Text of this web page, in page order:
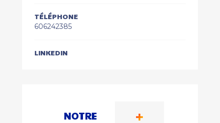
TÉLÉPHONE
606242385
LINKEDIN
NOTRE